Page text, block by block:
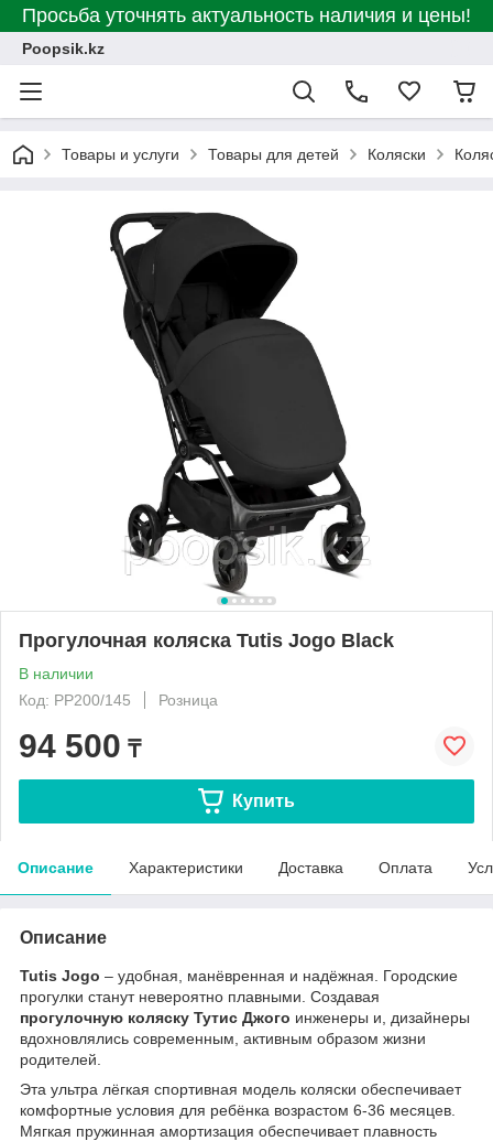
Просьба уточнять актуальность наличия и цены!
Poopsik.kz
Товары и услуги Товары для детей Коляски
Прогулочная коляска Tutis Jogo Black
В наличии
Код: PP200/145
Розница
94 500 ₸
Купить
Описание Характеристики Доставка Оплата
Описание
Tutis Jogo – удобная, манёвренная и надёжная. Городские
прогулки станут невероятно плавными. Создавая
прогулочную коляску Тутис Джого инженеры и, дизайнеры
вдохновлялись современным, активным образом жизни
родителей.
Эта ультра лёгкая спортивная модель коляски обеспечивает
комфортные условия для ребёнка возрастом 6-36 месяцев.
Мягкая пружинная амортизация обеспечивает плавность